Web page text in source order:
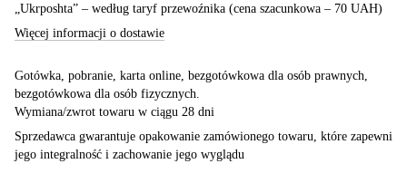
„Ukrposhta” – według taryf przewoźnika (cena szacunkowa – 70 UAH)
Więcej informacji o dostawie
Gotówka, pobranie, karta online, bezgotówkowa dla osób prawnych,
bezgotówkowa dla osób fizycznych.
Wymiana/zwrot towaru w ciągu 28 dni
Sprzedawca gwarantuje opakowanie zamówionego towaru, które zapewni
jego integralność i zachowanie jego wyglądu